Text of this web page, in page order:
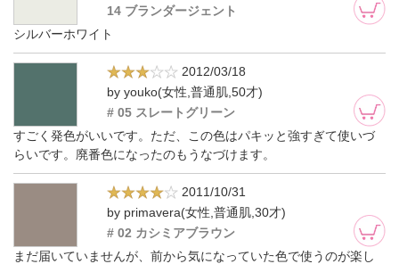
14 ブランダージェント
シルバーホワイト
2012/03/18
by youko(女性,普通肌,50才)
# 05 スレートグリーン
すごく発色がいいです。ただ、この色はパキッと強すぎて使いづ
らいです。廃番色になったのもうなづけます。
2011/10/31
by primavera(女性,普通肌,30才)
# 02 カシミアブラウン
まだ届いていませんが、前から気になっていた色で使うのが楽し